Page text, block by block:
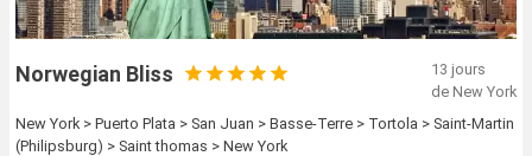
Norwegian Bliss
13 jours
de New York
New York > Puerto Plata > San Juan > Basse-Terre > Tortola > Saint-Martin
(Philipsburg) > Saint thomas > New York